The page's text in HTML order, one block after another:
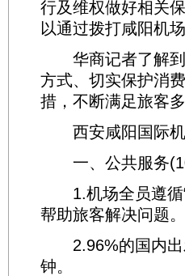
行及维权做好相关
以通过拨打咸阳机
华商记者了解到
方式、切实保护消
措，不断满足旅客
西安咸阳国际机
一、公共服务
1.机场全员遵循“
帮助旅客解决问题。
2.96%的国内出
钟。